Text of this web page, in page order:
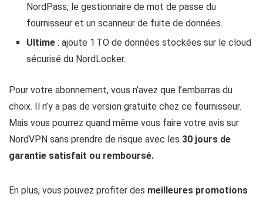
NordPass, le gestionnaire de mot de passe du
fournisseur et un scanneur de fuite de données.
Ultime : ajoute 1 TO de données stockées sur le cloud
sécurisé du NordLocker.
Pour votre abonnement, vous n’avez que l’embarras du
choix. Il n’y a pas de version gratuite chez ce fournisseur.
Mais vous pourrez quand même vous faire votre avis sur
NordVPN sans prendre de risque avec les 30 jours de
garantie satisfait ou remboursé.
En plus, vous pouvez profiter des meilleures promotions